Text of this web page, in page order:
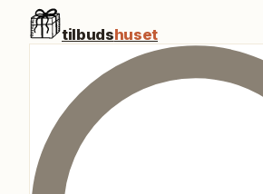
tilbudshuset